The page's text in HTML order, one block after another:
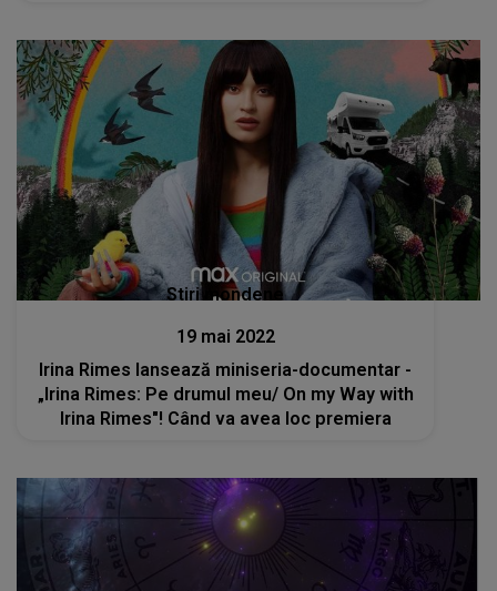
Stiri mondene
19 mai 2022
Irina Rimes lansează miniseria-documentar -
„Irina Rimes: Pe drumul meu/ On my Way with
Irina Rimes"! Când va avea loc premiera